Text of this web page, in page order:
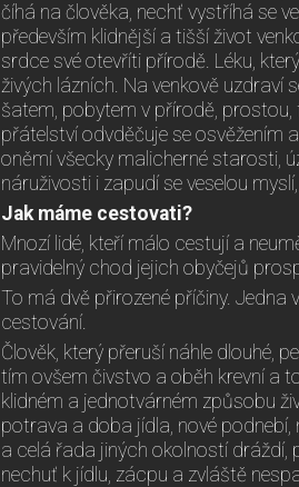
číhá na člověka, nechť vystříhá se
především klidnější a tišší život
srdce své otevříti přírodě. Léku,
živých lázních. Na venkově uzdraví
šatem, pobytem v přírodě,
přátelství odvděčuje se osvěžením
oněmí všecky malicherné starosti,
náruživosti i zapudí se veselou
Jak máme cestovati?
Mnozí lidé, kteří málo cestují a
pravidelný chod jejich obyčejů
To má dvě přirozené příčiny. Jedna
cestování.
Člověk, který přeruší náhle dlouhé,
tím ovšem čivstvo a oběh krevní a
klidném a jednotvárném způsobu
potrava a doba jídla, nové podnebí,
a celá řada jiných okolností dráždí,
nechuť k jídlu, zácpu a zvláště